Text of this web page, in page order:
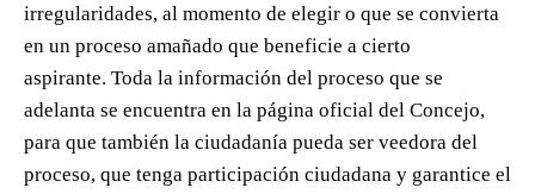
irregularidades, al momento de elegir o que se convierta
en un proceso amañado que beneficie a cierto
aspirante. Toda la información del proceso que se
adelanta se encuentra en la página oficial del Concejo,
para que también la ciudadanía pueda ser veedora del
proceso, que tenga participación ciudadana y garantice el